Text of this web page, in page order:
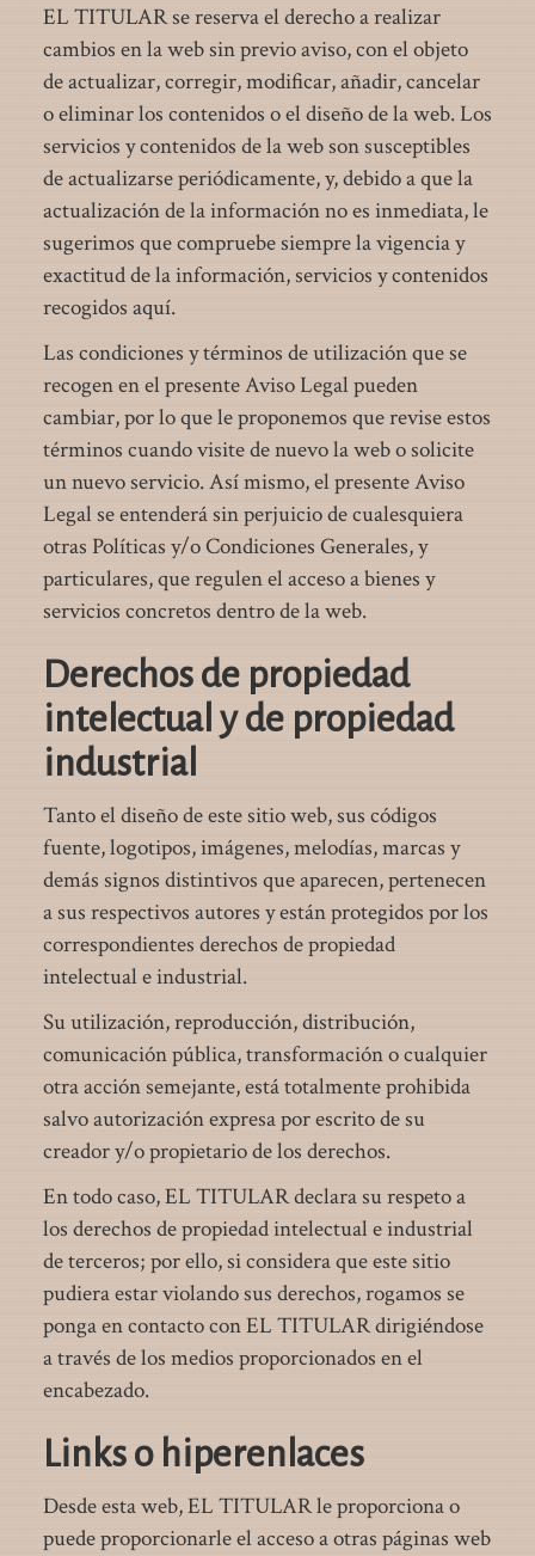
EL TITULAR se reserva el derecho a realizar
cambios en la web sin previo aviso, con el objeto
de actualizar, corregir, modificar, añadir, cancelar
o eliminar los contenidos o el diseño de la web. Los
servicios y contenidos de la web son susceptibles
de actualizarse periódicamente, y, debido a que la
actualización de la información no es inmediata, le
sugerimos que compruebe siempre la vigencia y
exactitud de la información, servicios y contenidos
recogidos aquí.
Las condiciones y términos de utilización que se
recogen en el presente Aviso Legal pueden
cambiar, por lo que le proponemos que revise estos
términos cuando visite de nuevo la web o solicite
un nuevo servicio. Así mismo, el presente Aviso
Legal se entenderá sin perjuicio de cualesquiera
otras Políticas y/o Condiciones Generales, y
particulares, que regulen el acceso a bienes y
servicios concretos dentro de la web.
Derechos de propiedad
intelectual y de propiedad
industrial
Tanto el diseño de este sitio web, sus códigos
fuente, logotipos, imágenes, melodías, marcas y
demás signos distintivos que aparecen, pertenecen
a sus respectivos autores y están protegidos por los
correspondientes derechos de propiedad
intelectual e industrial.
Su utilización, reproducción, distribución,
comunicación pública, transformación o cualquier
otra acción semejante, está totalmente prohibida
salvo autorización expresa por escrito de su
creador y/o propietario de los derechos.
En todo caso, EL TITULAR declara su respeto a
los derechos de propiedad intelectual e industrial
de terceros; por ello, si considera que este sitio
pudiera estar violando sus derechos, rogamos se
ponga en contacto con EL TITULAR dirigiéndose
a través de los medios proporcionados en el
encabezado.
Links o hiperenlaces
Desde esta web, EL TITULAR le proporciona o
puede proporcionarle el acceso a otras páginas web